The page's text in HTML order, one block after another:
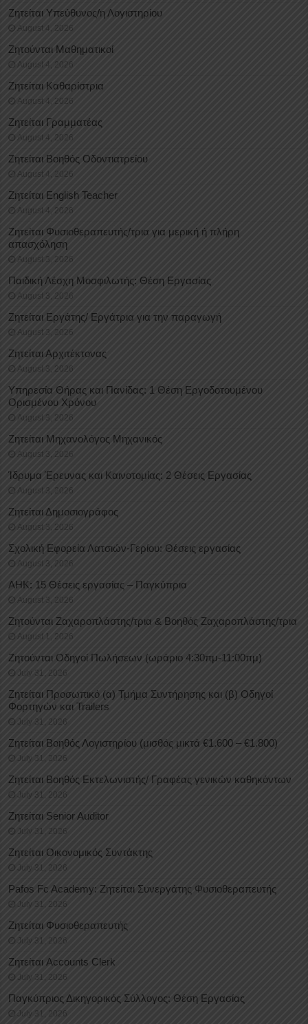
Ζητείται Υπεύθυνος/η Λογιστηρίου
August 4, 2026
Ζητούνται Μαθηματικοί
August 4, 2026
Ζητείται Καθαρίστρια
August 4, 2026
Ζητείται Γραμματέας
August 4, 2026
Ζητείται Βοηθός Οδοντιατρείου
August 4, 2026
Ζητείται English Teacher
August 4, 2026
Ζητείται Φυσιοθεραπευτής/τρια για μερική ή πλήρη
απασχόληση
August 3, 2026
Παιδική Λέσχη Μοσφιλωτής: Θέση Εργασίας
August 3, 2026
Ζητείται Εργάτης/ Εργάτρια για την παραγωγή
August 3, 2026
Ζητείται Αρχιτέκτονας
August 3, 2026
Υπηρεσία Θήρας και Πανίδας: 1 Θέση Eργοδοτουμένου
Oρισμένου Xρόνου
August 3, 2026
Ζητείται Μηχανολόγος Μηχανικός
August 3, 2026
Ίδρυμα Έρευνας και Καινοτομίας: 2 Θέσεις Εργασίας
August 3, 2026
Ζητείται Δημοσιογράφος
August 3, 2026
Σχολική Εφορεία Λατσιών-Γερίου: Θέσεις εργασίας
August 3, 2026
ΑΗΚ: 15 Θέσεις εργασίας – Παγκύπρια
August 3, 2026
Ζητούνται Ζαχαροπλάστης/τρια & Βοηθός Ζαχαροπλάστης/τρια
August 1, 2026
Ζητούνται Οδηγοί Πωλήσεων (ωράριο 4:30πμ-11:00πμ)
July 31, 2026
Ζητείται Προσωπικό (α) Τμήμα Συντήρησης και (β) Οδηγοί
Φορτηγών και Trailers
July 31, 2026
Ζητείται Βοηθός Λογιστηρίου (μισθός μικτά €1.600 – €1.800)
July 31, 2026
Ζητείται Βοηθός Εκτελωνιστής/ Γραφέας γενικών καθηκόντων
July 31, 2026
Ζητείται Senior Auditor
July 31, 2026
Ζητείται Οικονομικός Συντάκτης
July 31, 2026
Pafos Fc Academy: Ζητείται Συνεργάτης Φυσιοθεραπευτής
July 31, 2026
Ζητείται Φυσιοθεραπευτής
July 31, 2026
Ζητείται Accounts Clerk
July 31, 2026
Παγκύπριος Δικηγορικός Σύλλογος: Θέση Εργασίας
July 31, 2026